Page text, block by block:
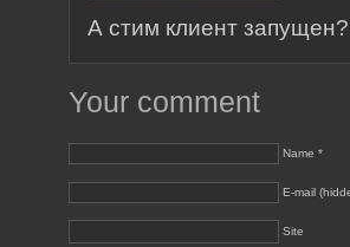
А стим клиент запущен?
Your comment
Name *
E-mail
Site